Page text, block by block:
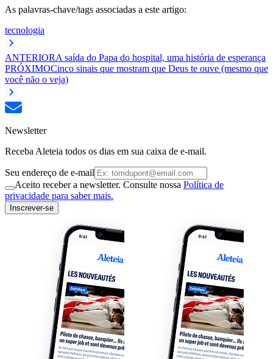
As palavras-chave/tags associadas a este artigo:
tecnologia
ANTERIORA saída do Papa do hospital, uma história de esperança
PRÓXIMOCinco sinais que mostram que Deus te ouve (mesmo que
você não o veja)
Newsletter
Receba Aleteia todos os dias em sua caixa de e-mail.
Seu endereço de e-mail
Aceito receber a newsletter. Consulte nossa Política de
privacidade para saber mais.
Inscrever-se